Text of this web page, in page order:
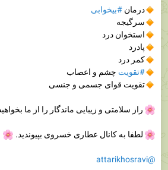
درمان#بیخوابی
سرگیجه
استخوان درد
پادرد
کمر درد
#تقویت چشم و اعصاب
تقویت قوای جسمی و جنسی
راز سلامتی و زیبایی ماندگار را از ما
لطفا به کانال عطاری خسروی بپیوندید.
@attarikhosravi